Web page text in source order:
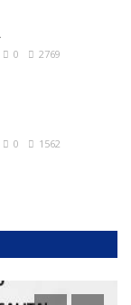
0 2769
0 1562